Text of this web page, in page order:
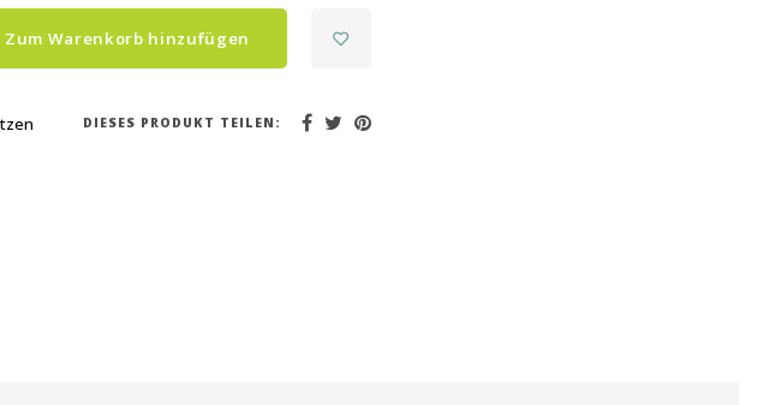
Zum Warenkorb hinzufügen
DIESES PRODUKT TEILEN: